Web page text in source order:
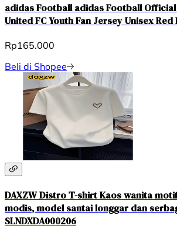
adidas Football adidas Football
United FC Youth Fan Jersey Unisex Red
Rp165.000
Beli di Shopee
DAXZW Distro T-shirt Kaos wanita
modis, model santai longgar dan
SLNDXDA000206